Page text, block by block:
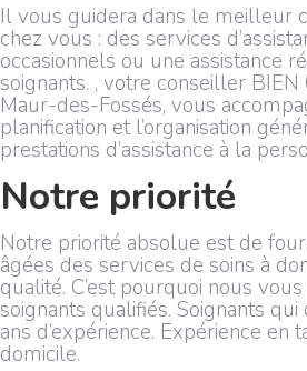
Il vous guidera dans le meilleur
chez vous : des services
occasionnels ou une assistance
soignants. , votre conseiller
Maur-des-Fossés, vous
planification et l’organisation
prestations d’assistance à la
Notre priorité
Notre priorité absolue est de
âgées des services de soins à
qualité. C’est pourquoi nous
soignants qualifiés. Soignants
ans d’expérience. Expérience en
domicile.